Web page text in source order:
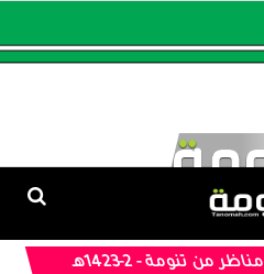
مناظر من تنومة - 2-1423هـ